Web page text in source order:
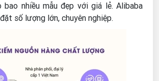
bao nhiều mẫu đẹp với giá lẻ. Alibaba
số lượng lớn, chuyên nghiệp.